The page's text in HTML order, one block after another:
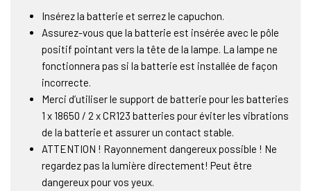
Insérez la batterie et serrez le capuchon.
Assurez-vous que la batterie est insérée avec le pôle
positif pointant vers la tête de la lampe. La lampe ne
fonctionnera pas si la batterie est installée de façon
incorrecte.
Merci d’utiliser le support de batterie pour les batteries
1 x 18650 / 2 x CR123 batteries pour éviter les vibrations
de la batterie et assurer un contact stable.
ATTENTION ! Rayonnement dangereux possible ! Ne
regardez pas la lumière directement! Peut être
dangereux pour vos yeux.